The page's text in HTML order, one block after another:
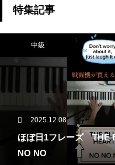
特集記事
中級
2025.12.08
ほぼ日1フレーズ THE
NO NO